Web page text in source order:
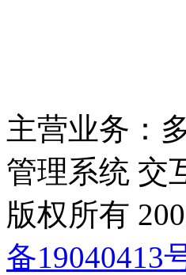
主营业务：
管理系统 交
版权所有
备19040413